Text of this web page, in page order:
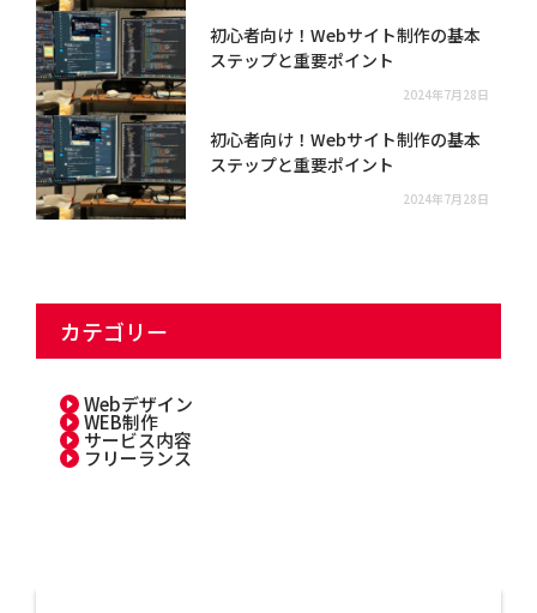
初心者向け！Webサイト制作の基本
ステップと重要ポイント
2024年7月28日
初心者向け！Webサイト制作の基本
ステップと重要ポイント
2024年7月28日
カテゴリー
Webデザイン
WEB制作
サービス内容
フリーランス